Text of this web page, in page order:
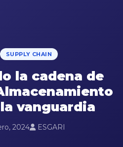
SUPPLY CHAIN
la cadena de
vanguardia
2024 ESGARI